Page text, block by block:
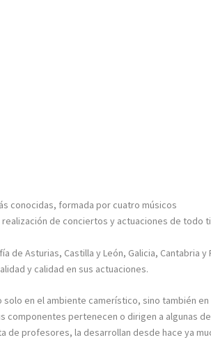
conocidas, formada por cuatro músicos
de conciertos y actuaciones de todo
de Asturias, Castilla y León, Galicia, Cantabria y
y calidad en sus actuaciones.
en el ambiente camerístico, sino también en
componentes pertenecen o dirigen a algunas
de profesores, la desarrollan desde hace ya